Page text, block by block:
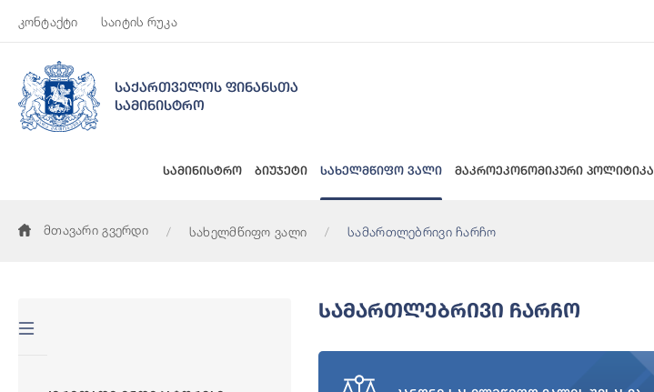
კონტაქტი საიტის რუკა
საქართველოს ფინანსთა
სამინისტრო
სამინისტრო ბიუჯეტი სახელმწიფო ვალი მაკროეკონომიკური პოლიტიკა
მთავარი გვერდი სახელმწიფო ვალი სამართლებრივი ჩარჩო
Სამართლებრივი Ჩარჩო